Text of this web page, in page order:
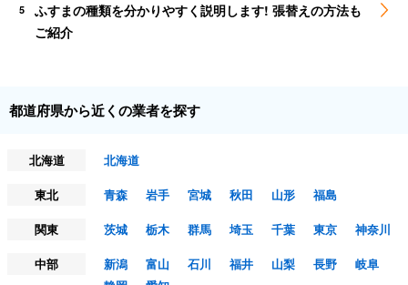
5
ふすまの種類を分かりやすく説明します! 張替えの方法も
ご紹介
都道府県から近くの業者を探す
北海道
北海道
東北
青森 岩手 宮城 秋田 山形
福島
関東
茨城 栃木 群馬 埼玉 千葉 東京
神奈川
中部
新潟 富山 石川 福井 山梨 長野
岐阜